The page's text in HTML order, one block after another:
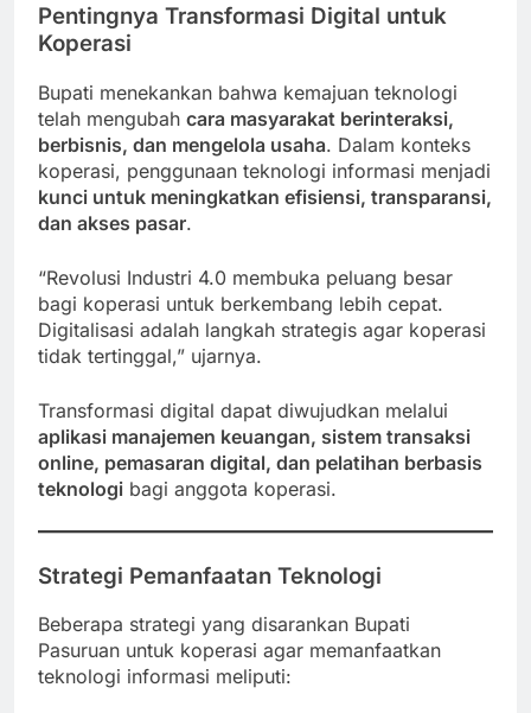
Pentingnya Transformasi Digital untuk
Koperasi
Bupati menekankan bahwa kemajuan teknologi
telah mengubah cara masyarakat berinteraksi,
berbisnis, dan mengelola usaha. Dalam konteks
koperasi, penggunaan teknologi informasi menjadi
kunci untuk meningkatkan efisiensi, transparansi,
dan akses pasar.
“Revolusi Industri 4.0 membuka peluang besar
bagi koperasi untuk berkembang lebih cepat.
Digitalisasi adalah langkah strategis agar koperasi
tidak tertinggal,” ujarnya.
Transformasi digital dapat diwujudkan melalui
aplikasi manajemen keuangan, sistem transaksi
online, pemasaran digital, dan pelatihan berbasis
teknologi bagi anggota koperasi.
Strategi Pemanfaatan Teknologi
Beberapa strategi yang disarankan Bupati
Pasuruan untuk koperasi agar memanfaatkan
teknologi informasi meliputi: